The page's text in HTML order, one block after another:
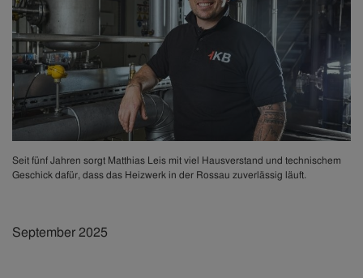
Seit fünf Jahren sorgt Matthias Leis mit viel Hausverstand und technischem
Geschick dafür, dass das Heizwerk in der Rossau zuverlässig läuft.
September 2025